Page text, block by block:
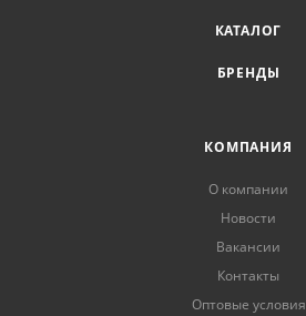
КАТАЛОГ
БРЕНДЫ
КОМПАНИЯ
О компании
Новости
Вакансии
Контакты
Оптовые условия